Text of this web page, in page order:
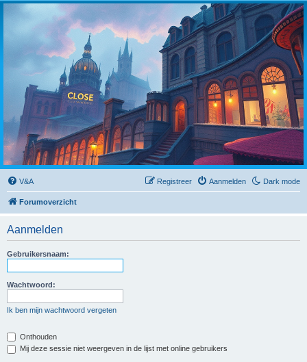
Dark mode
V&A Aanmelden
Registreer
Forumoverzicht
Aanmelden
Gebruikersnaam:
Wachtwoord:
Ik ben mijn wachtwoord vergeten
Onthouden
Mij deze sessie niet weergeven in de lijst met online gebruikers